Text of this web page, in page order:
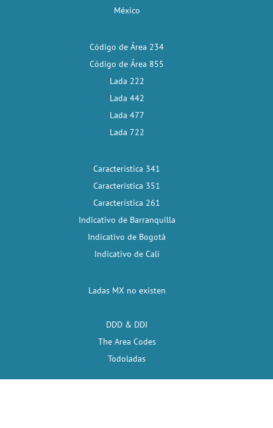
México
Código de Área 234
Código de Área 855
Lada 222
Lada 442
Lada 477
Lada 722
Característica 341
Característica 351
Característica 261
Indicativo de Barranquilla
Indicativo de Bogotá
Indicativo de Cali
Ladas MX no existen
DDD & DDI
The Area Codes
Todoladas